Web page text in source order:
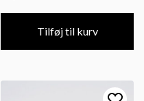
Tilføj til kurv